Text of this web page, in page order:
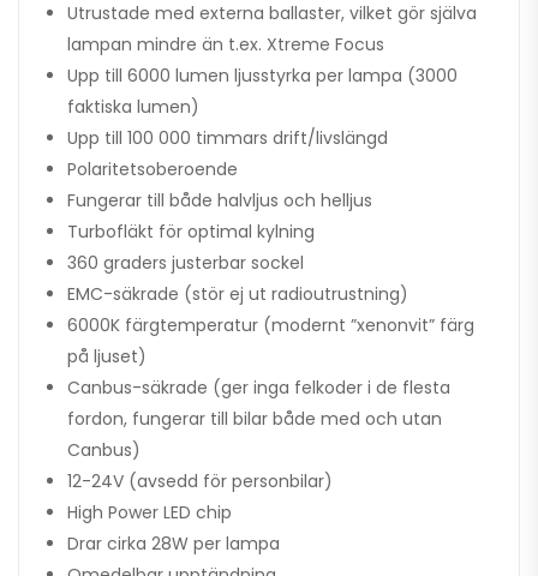
Utrustade med externa ballaster, vilket gör själva
lampan mindre än t.ex. Xtreme Focus
Upp till 6000 lumen ljusstyrka per lampa (3000
faktiska lumen)
Upp till 100 000 timmars drift/livslängd
Polaritetsoberoende
Fungerar till både halvljus och helljus
Turbofläkt för optimal kylning
360 graders justerbar sockel
EMC-säkrade (stör ej ut radioutrustning)
6000K färgtemperatur (modernt ”xenonvit” färg
på ljuset)
Canbus-säkrade (ger inga felkoder i de flesta
fordon, fungerar till bilar både med och utan
Canbus)
12-24V (avsedd för personbilar)
High Power LED chip
Drar cirka 28W per lampa